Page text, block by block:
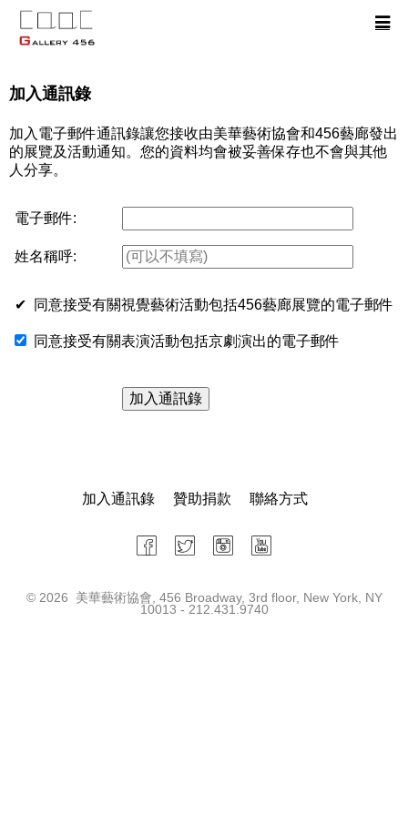
加入通訊錄
加入電子郵件通訊錄讓您接收由美華藝術協會和456藝廊發出
的展覽及活動通知。您的資料均會被妥善保存也不會與其他
人分享。
電子郵件:
姓名稱呼:
✔ 同意接受有關視覺藝術活動包括456藝廊展覽的電子郵件
同意接受有關表演活動包括京劇演出的電子郵件
加入通訊錄 贊助捐款 聯絡方式
© 2026 美華藝術協會, 456 Broadway, 3rd floor, New York, NY
10013 - 212.431.9740